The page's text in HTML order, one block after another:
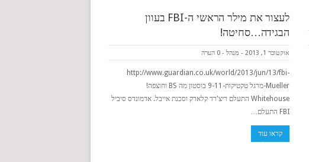
לעצור את מילר הראשי ה-FBI בעוון
הבגידה…סחיטה!
אוקטובר 1, 2013 - מנהל - 0 הערה
http://www.guardian.co.uk/world/2013/jun/13/fbi-
Mueller-מרגל טקטיקות-9-11 בוסטון מה BS וחוצפה!
Whitehouse התעלם ריצ'רד קלארק וסכנת אייבל. אדמונדס סיביל
FBI התעלם…
קראו עוד